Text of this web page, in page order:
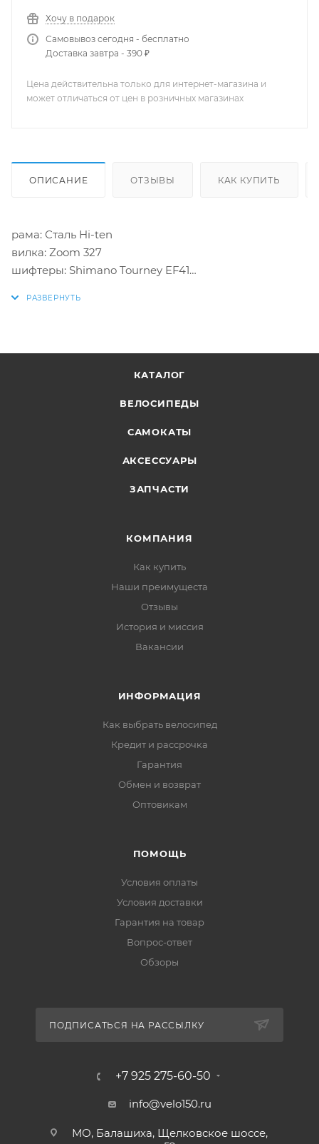
Хочу в подарок
Самовывоз сегодня - бесплатно
Доставка завтра - 390 ₽
Цена действительна только для интернет-магазина и
может отличаться от цен в розничных магазинах
ОПИСАНИЕ ОТЗЫВЫ КАК КУПИТЬ
рама: Сталь Hi-ten
вилка: Zoom 327
шифтеры: Shimano Tourney EF41
обода: Weinmann X-M2КАТАЛОГ
ВЕЛОСИПЕДЫ
САМОКАТЫ
АКСЕССУАРЫ
ЗАПЧАСТИ
КОМПАНИЯ
Как купить
Наши преимущеста
Отзывы
История и миссия
Вакансии
ИНФОРМАЦИЯ
Как выбрать велосипед
Кредит и рассрочка
Гарантия
Обмен и возврат
Оптовикам
ПОМОЩЬ
Условия оплаты
Условия доставки
Гарантия на товар
Вопрос-ответ
Обзоры
ПОДПИСАТЬСЯ НА РАССЫЛКУ
+7 925 275-60-50
info@velo150.ru
МО, Балашиха, Щелковское шоссе,